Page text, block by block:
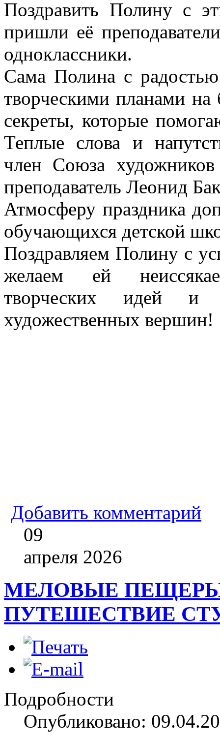
Поздравить Полину с
пришли её
одноклассники.
Сама Полина с
творческими планами на
секреты, которые
Теплые слова и
член Союза
преподаватель Леонид
Атмосферу праздника
обучающихся детской
Поздравляем Полину с
желаем ей
творческих идей и
художественных вершин!
Добавить комментарий
09
апреля 2026
МЕЛОВЫЕ
ПУТЕШЕСТВИЕ
Подробности
Опубликовано: